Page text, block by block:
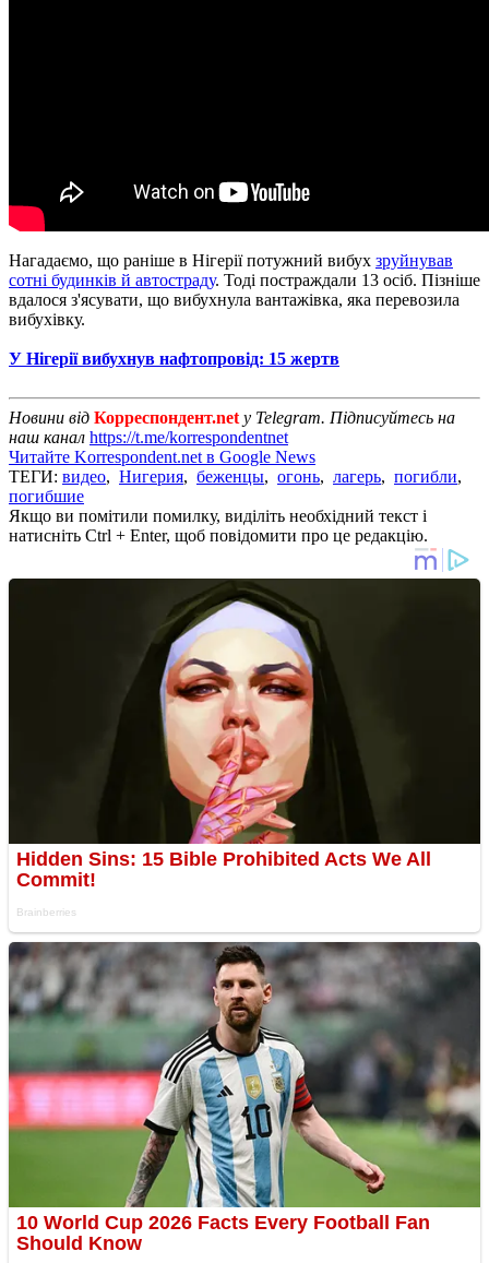
Нагадаємо, що раніше в Нігерії потужний вибух зруйнував
сотні будинків й автостраду. Тоді постраждали 13 осіб. Пізніше
вдалося з'ясувати, що вибухнула вантажівка, яка перевозила
вибухівку.
У Нігерії вибухнув нафтопровід: 15 жертв
Новини від Корреспондент.net у Telegram. Підписуйтесь на
наш канал https://t.me/korrespondentnet
Читайте Korrespondent.net в Google News
ТЕГИ: видео, Нигерия, беженцы, огонь, лагерь, погибли,
погибшие
Якщо ви помітили помилку, виділіть необхідний текст і
натисніть Ctrl + Enter, щоб повідомити про це редакцію.